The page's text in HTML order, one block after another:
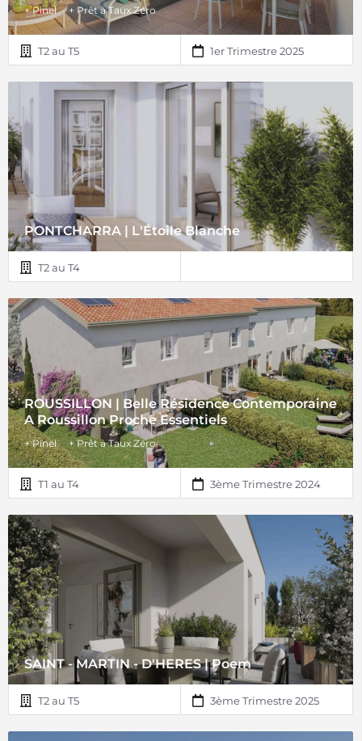
+ Pinel + Prêt à Taux Zéro
T2 au T5 1er Trimestre 2025
PONTCHARRA | L'Étoile Blanche
T2 au T4
ROUSSILLON | Belle Résidence Contemporaine
A Roussillon Proche Essentiels
+ Pinel + Prêt à Taux Zéro
T1 au T4 3ème Trimestre 2024
SAINT - MARTIN - D'HERES | Poem
T2 au T5 3ème Trimestre 2025